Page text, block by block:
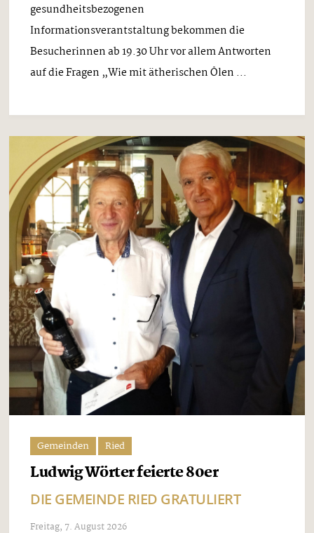
gesundheitsbezogenen
Informationsverantstaltung bekommen die
Besucherinnen ab 19.30 Uhr vor allem Antworten
auf die Fragen „Wie mit ätherischen Ölen ...
Gemeinden Ried
Ludwig Wörter feierte 80er
DIE GEMEINDE RIED GRATULIERT
Freitag, 7. August 2026